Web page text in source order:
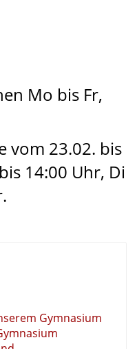
Mo bis Fr,
vom 23.02. bis
14:00 Uhr, Di
Gymnasium